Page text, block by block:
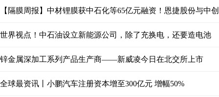
【隔膜周报】中材锂膜获中石化等65亿元融资！恩捷股份与中
世界视点！中石油设立新能源公司，除了充换电，还要造电池
锌金属深加工系列产品生产商——新威凌今日在北交所上市
全球最资讯丨小鹏汽车注册资本增至300亿元 增幅50%